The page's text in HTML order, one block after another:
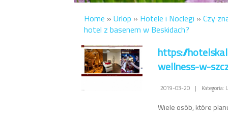
Home » Urlop » Hotele i Noclegi » Czy
hotel z basenem w Beskidach?
https://
wellness-w-
2019-03-20 | Kategoria:
Wiele osób, które